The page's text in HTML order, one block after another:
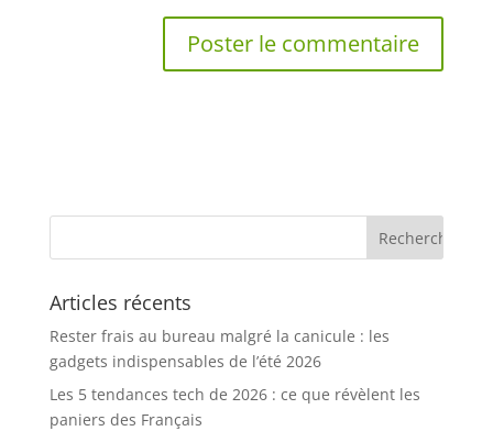
Articles récents
Rester frais au bureau malgré la canicule : les
gadgets indispensables de l’été 2026
Les 5 tendances tech de 2026 : ce que révèlent les
paniers des Français